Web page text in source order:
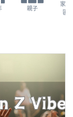
親子
家長
區